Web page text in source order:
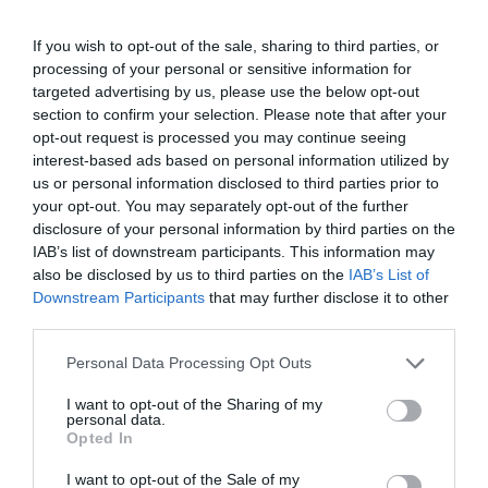
If you wish to opt-out of the sale, sharing to third parties, or
processing of your personal or sensitive information for
targeted advertising by us, please use the below opt-out
section to confirm your selection. Please note that after your
opt-out request is processed you may continue seeing
interest-based ads based on personal information utilized by
us or personal information disclosed to third parties prior to
your opt-out. You may separately opt-out of the further
disclosure of your personal information by third parties on the
IAB’s list of downstream participants. This information may
also be disclosed by us to third parties on the IAB’s List of
Downstream Participants that may further disclose it to other
Please note that this website/app uses one or more Google
not limited to your visit or usage behaviour. You may click to
grant or deny consent to Google and its third-party tags to
use your data for below specified purposes in below Google
consent section.
Personal Data Processing Opt Outs
I want to opt-out of the Sharing of my
personal data.
Opted In
I want to opt-out of the Sale of my
Pinterest Partager par Email
ÇA PEUT AUSSI VOUS INTÉRESSER